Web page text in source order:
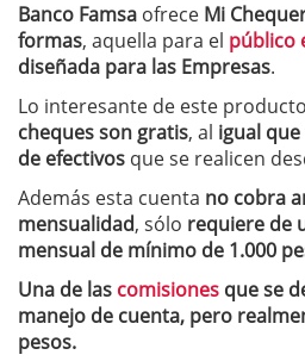
Banco Famsa ofrece Mi
formas, aquella para el público
diseñada para las Empresas.
Lo interesante de este
cheques son gratis, al igual
de efectivos que se realicen
Además esta cuenta no cobra
mensualidad, sólo requiere de
mensual de mínimo de 1.000
Una de las comisiones que se
manejo de cuenta, pero
pesos.